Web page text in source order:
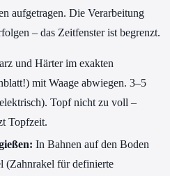
aufgetragen. Die Verarbeitung
– das Zeitfenster ist begrenzt.
und Härter im exakten
mit Waage abwiegen. 3–5
Topf nicht zu voll –
Topfzeit.
In Bahnen auf den Boden
(Zahnrakel für definierte